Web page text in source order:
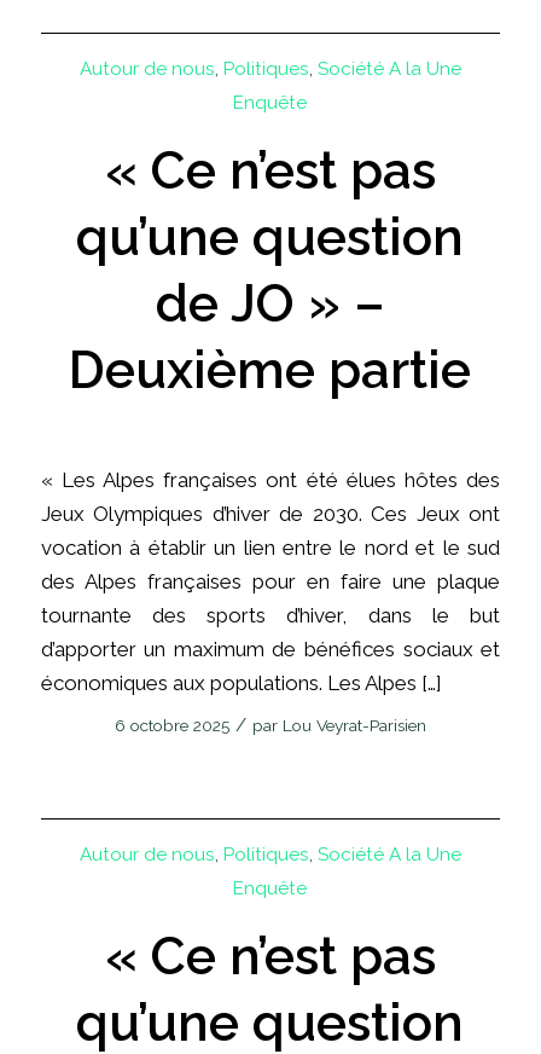
Autour de nous, Politiques, Société A la Une
Enquête
« Ce n’est pas
qu’une question
de JO » –
Deuxième partie
« Les Alpes françaises ont été élues hôtes des
Jeux Olympiques d’hiver de 2030. Ces Jeux ont
vocation à établir un lien entre le nord et le sud
des Alpes françaises pour en faire une plaque
tournante des sports d’hiver, dans le but
d’apporter un maximum de bénéfices sociaux et
économiques aux populations. Les Alpes […]
6 octobre 2025 / par Lou Veyrat-Parisien
Autour de nous, Politiques, Société A la Une
Enquête
« Ce n’est pas
qu’une question